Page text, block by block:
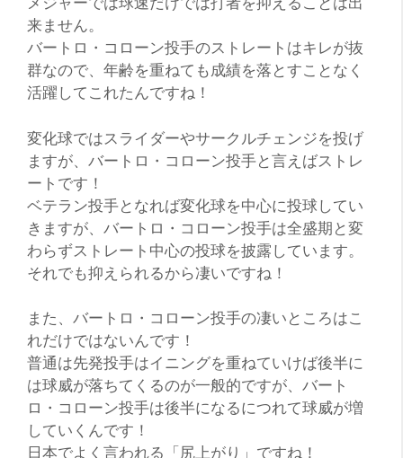
来ません。
バートロ・コローン投手のストレートはキレが抜
群なので、年齢を重ねても成績を落とすことなく
活躍してこれたんですね！
変化球ではスライダーやサークルチェンジを投げ
ますが、バートロ・コローン投手と言えばストレ
ートです！
ベテラン投手となれば変化球を中心に投球してい
きますが、バートロ・コローン投手は全盛期と変
わらずストレート中心の投球を披露しています。
それでも抑えられるから凄いですね！
また、バートロ・コローン投手の凄いところはこ
れだけではないんです！
普通は先発投手はイニングを重ねていけば後半に
は球威が落ちてくるのが一般的ですが、バート
ロ・コローン投手は後半になるにつれて球威が増
していくんです！
日本でよく言われる「尻上がり」ですね！